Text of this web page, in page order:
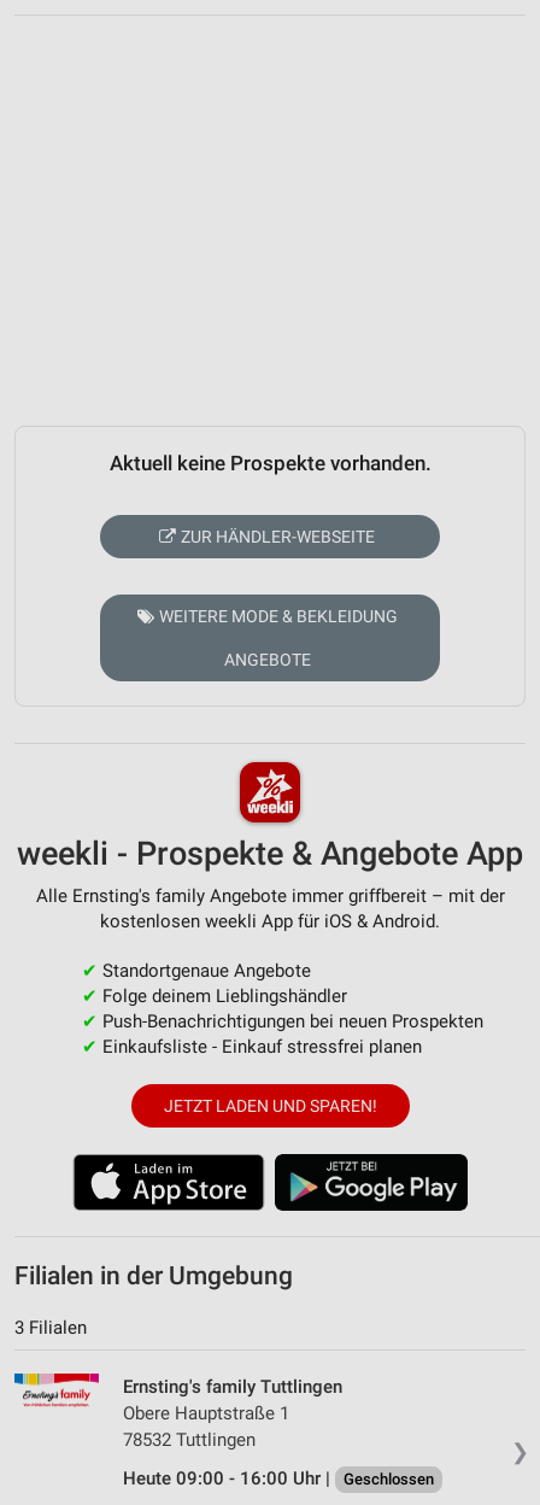
Aktuell keine Prospekte vorhanden.
ZUR HÄNDLER-WEBSEITE
WEITERE MODE & BEKLEIDUNG
ANGEBOTE
weekli - Prospekte & Angebote App
Alle Ernsting's family Angebote immer griffbereit – mit der
kostenlosen weekli App für iOS & Android.
✔ Standortgenaue Angebote
✔ Folge deinem Lieblingshändler
✔ Push-Benachrichtigungen bei neuen Prospekten
✔ Einkaufsliste - Einkauf stressfrei planen
JETZT LADEN UND SPAREN!
Filialen in der Umgebung
3 Filialen
❯
Ernsting's family Tuttlingen
Obere Hauptstraße 1
78532 Tuttlingen
Heute 09:00 - 16:00 Uhr |
Geschlossen